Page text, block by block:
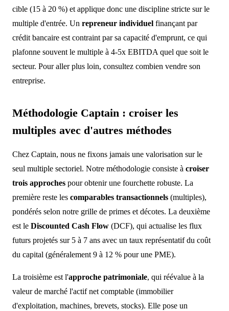
cible (15 à 20 %) et applique donc une discipline stricte sur le
multiple d'entrée. Un repreneur individuel finançant par
crédit bancaire est contraint par sa capacité d'emprunt, ce qui
plafonne souvent le multiple à 4-5x EBITDA quel que soit le
secteur. Pour aller plus loin, consultez combien vendre son
entreprise.
Méthodologie Captain : croiser les
multiples avec d'autres méthodes
Chez Captain, nous ne fixons jamais une valorisation sur le
seul multiple sectoriel. Notre méthodologie consiste à croiser
trois approches pour obtenir une fourchette robuste. La
première reste les comparables transactionnels (multiples),
pondérés selon notre grille de primes et décotes. La deuxième
est le Discounted Cash Flow (DCF), qui actualise les flux
futurs projetés sur 5 à 7 ans avec un taux représentatif du coût
du capital (généralement 9 à 12 % pour une PME).
La troisième est l'approche patrimoniale, qui réévalue à la
valeur de marché l'actif net comptable (immobilier
d'exploitation, machines, brevets, stocks). Elle pose un